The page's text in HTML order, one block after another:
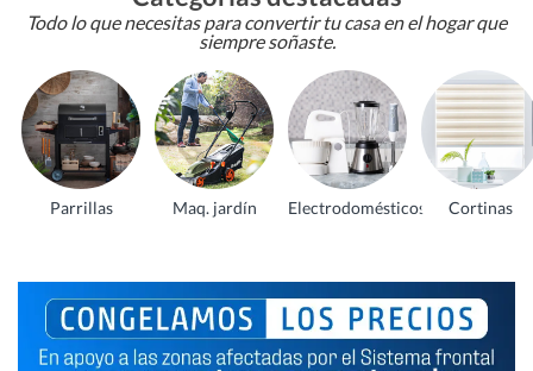
Todo lo que necesitas para convertir tu casa en el hogar que
siempre soñaste.
Parrillas Maq. jardín Electrodomésticos Cortinas